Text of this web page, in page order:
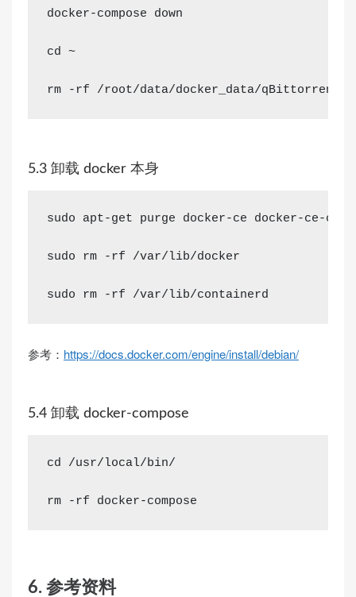
docker-compose down
cd ~
rm -rf /root/data/docker_data/qBittorrent
5.3 卸载 docker 本身
sudo apt-get purge docker-ce docker-ce-cli
sudo rm -rf /var/lib/docker
sudo rm -rf /var/lib/containerd
参考： https://docs.docker.com/engine/install/debian/
5.4 卸载 docker-compose
cd /usr/local/bin/
rm -rf docker-compose
6. 参考资料